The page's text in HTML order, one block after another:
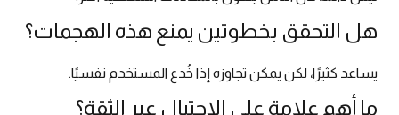
هل التحقق بخطوتين يمنع هذه الهجمات؟
يساعد كثيرًا، لكن يمكن تجاوزه إذا خُدع المستخدم نفسيًا.
ما أهم علامة على الاحتيال عبر الثقة؟